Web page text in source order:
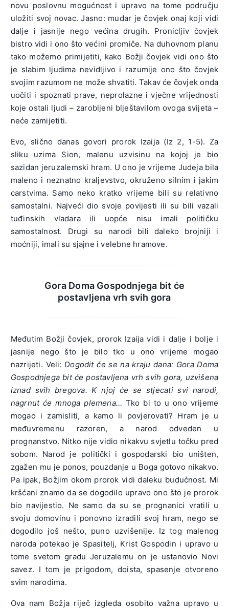
novu poslovnu mogućnost i upravo na tome području
uložiti svoj novac. Jasno: mudar je čovjek onaj koji vidi
dalje i jasnije nego većina drugih. Pronicljiv čovjek
bistro vidi i ono što većini promiče. Na duhovnom planu
tako možemo primijetiti, kako Božji čovjek vidi ono što
je slabim ljudima nevidljivo i razumije ono što čovjek
svojim razumom ne može shvatiti. Takav će čovjek onda
uočiti i spoznati prave, neprolazne i vječne vrijednosti
koje ostali ljudi – zarobljeni blještavilom ovoga svijeta –
neće zamijetiti.
Evo, slično danas govori prorok Izaija (Iz 2, 1-5). Za
sliku uzima Sion, malenu uzvisinu na kojoj je bio
sazidan jeruzalemski hram. U ono je vrijeme Judeja bila
maleno i neznatno kraljevstvo, okruženo silnim i jakim
carstvima. Samo neko kratko vrijeme bili su relativno
samostalni. Najveći dio svoje povijesti ili su bili vazali
tuđinskih vladara ili uopće nisu imali političku
samostalnost. Drugi su narodi bili daleko brojniji i
moćniji, imali su sjajne i velebne hramove.
Gora Doma Gospodnjega bit će
postavljena vrh svih gora
Međutim Božji čovjek, prorok Izaija vidi i dalje i bolje i
jasnije nego što je bilo tko u ono vrijeme mogao
nazrijeti. Veli:Dogodit će se na kraju dana: Gora Doma
Gospodnjega bit će postavljena vrh svih gora, uzvišena
iznad svih bregova. K njoj će se stjecati svi narodi,
nagrnut će mnoga plemena… Tko bi to u ono vrijeme
mogao i zamisliti, a kamo li povjerovati? Hram je u
međuvremenu razoren, a narod odveden u
prognanstvo. Nitko nije vidio nikakvu svjetlu točku pred
sobom. Narod je politički i gospodarski bio uništen,
zgažen mu je ponos, pouzdanje u Boga gotovo nikakvo.
Pa ipak, Božjim okom prorok vidi daleku budućnost. Mi
kršćani znamo da se dogodilo upravo ono što je prorok
bio navijestio. Ne samo da su se prognanici vratili u
svoju domovinu i ponovno izradili svoj hram, nego se
dogodilo još nešto, puno uzvišenije. Iz tog malenog
naroda potekao je Spasitelj, Krist Gospodin i upravo u
tome svetom gradu Jeruzalemu on je ustanovio Novi
savez. I tom je prigodom, doista, spasenje otvoreno
svim narodima.
Ova nam Božja riječ izgleda osobito važna upravo u